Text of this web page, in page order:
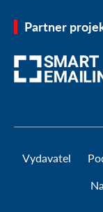
Partner
Vydavatel